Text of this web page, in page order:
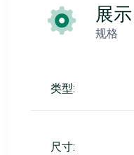
展示
规格
类型:
尺寸: